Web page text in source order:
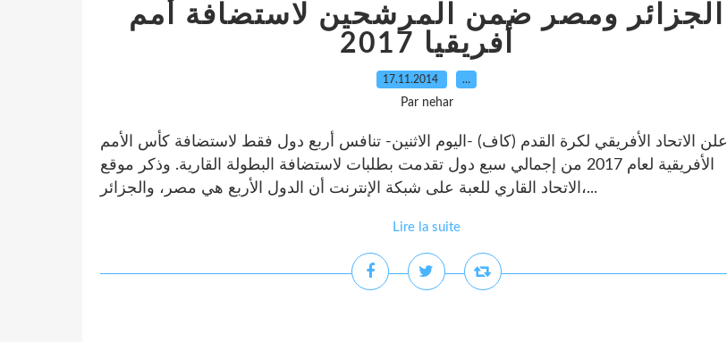
الجزائر ومصر ضمن المرشحين لاستضافة أمم
أفريقيا 2017
17.11.2014 …
Par nehar
أعلن الاتحاد الأفريقي لكرة القدم (كاف) -اليوم الاثنين- تنافس أربع دول فقط لاستضافة كأس الأمم
الأفريقية لعام 2017 من إجمالي سبع دول تقدمت بطلبات لاستضافة البطولة القارية. وذكر موقع
الاتحاد القاري للعبة على شبكة الإنترنت أن الدول الأربع هي مصر، والجزائر،...
Lire la suite